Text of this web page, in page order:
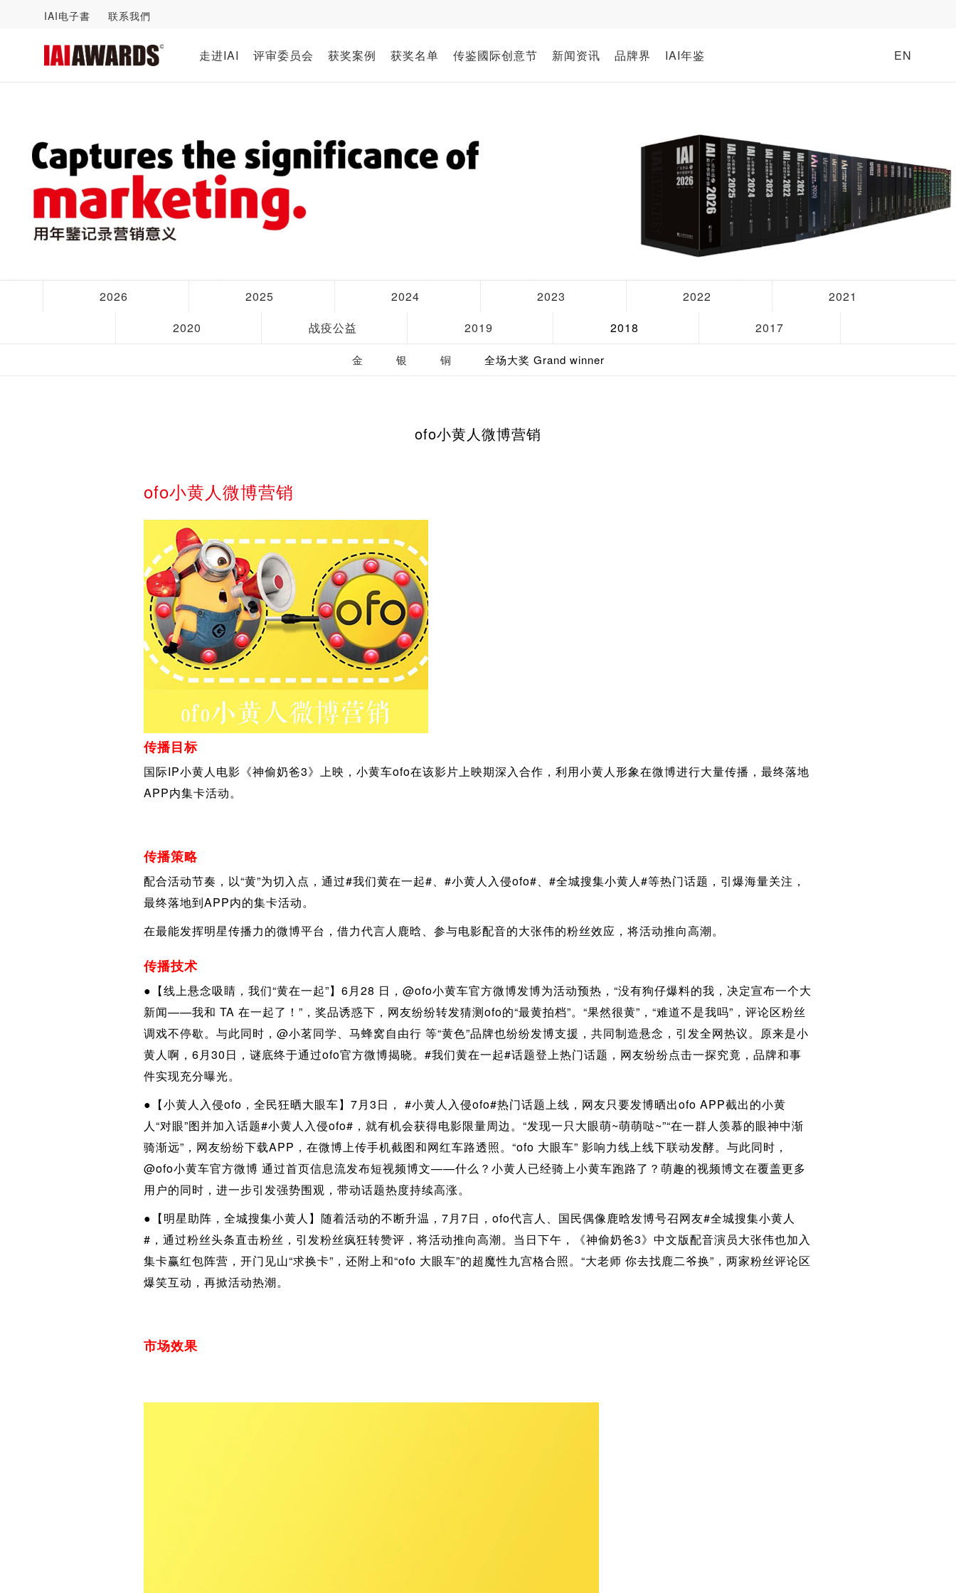
IAI电子書 联系我們
走进IAI 评审委员会 获奖案例 获奖名单 传鉴國际创意节 新闻资讯 品牌界 IAI年鉴 EN
2026 2025 2024 2023 2022
2021
2020
战疫公益 2019 2018 2017
金 银 铜 全场大奖 Grand winner
ofo小黄人微博营销
ofo小黄人微博营销
传播目标
国际IP小黄人电影《神偷奶爸3》上映，小黄车ofo在该影片上映期深入合作，利用小黄人形象在微博进行大量传播，最终落地
APP内集卡活动。
传播策略
配合活动节奏，以“黄”为切入点，通过#我们黄在一起#、#小黄人入侵ofo#、#全城搜集小黄人#等热门话题，引爆海量关注，
最终落地到APP内的集卡活动。
在最能发挥明星传播力的微博平台，借力代言人鹿晗、参与电影配音的大张伟的粉丝效应，将活动推向高潮。
传播技术
●【线上悬念吸睛，我们“黄在一起”】6月28 日，@ofo小黄车官方微博发博为活动预热，“没有狗仔爆料的我，决定宣布一个大
新闻——我和 TA 在一起了！”，奖品诱惑下，网友纷纷转发猜测ofo的“最黄拍档”。“果然很黄”，“难道不是我吗”，评论区粉丝
调戏不停歇。与此同时，@小茗同学、马蜂窝自由行 等“黄色”品牌也纷纷发博支援，共同制造悬念，引发全网热议。原来是小
黄人啊，6月30日，谜底终于通过ofo官方微博揭晓。#我们黄在一起#话题登上热门话题，网友纷纷点击一探究竟，品牌和事
件实现充分曝光。
●【小黄人入侵ofo，全民狂晒大眼车】7月3日， #小黄人入侵ofo#热门话题上线，网友只要发博晒出ofo APP截出的小黄
人“对眼”图并加入话题#小黄人入侵ofo#，就有机会获得电影限量周边。“发现一只大眼萌~萌萌哒~”“在一群人羡慕的眼神中渐
骑渐远”，网友纷纷下载APP，在微博上传手机截图和网红车路透照。“ofo 大眼车” 影响力线上线下联动发酵。与此同时，
@ofo小黄车官方微博 通过首页信息流发布短视频博文——什么？小黄人已经骑上小黄车跑路了？萌趣的视频博文在覆盖更多
用户的同时，进一步引发强势围观，带动话题热度持续高涨。
●【明星助阵，全城搜集小黄人】随着活动的不断升温，7月7日，ofo代言人、国民偶像鹿晗发博号召网友#全城搜集小黄人
#，通过粉丝头条直击粉丝，引发粉丝疯狂转赞评，将活动推向高潮。当日下午，《神偷奶爸3》中文版配音演员大张伟也加入
集卡赢红包阵营，开门见山“求换卡”，还附上和“ofo 大眼车”的超魔性九宫格合照。“大老师 你去找鹿二爷换”，两家粉丝评论区
爆笑互动，再掀活动热潮。
市场效果